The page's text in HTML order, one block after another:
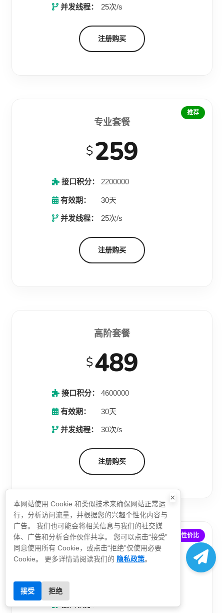
并发线程： 25次/s
注册购买
推荐
专业套餐
$259
接口积分： 2200000
有效期： 30天
并发线程： 25次/s
注册购买
高阶套餐
$489
接口积分： 4600000
有效期： 30天
并发线程： 30次/s
注册购买
极具性价比
至尊套餐
1056
×
本网站使用 Cookie 和类似技术来确保网站正常运
行，分析访问流量，并根据您的兴趣个性化内容与
广告。 我们也可能会将相关信息与我们的社交媒
体、广告和分析合作伙伴共享。 您可以点击“接受”
同意使用所有 Cookie，或点击“拒绝”仅使用必要
Cookie。 更多详情请阅读我们的 隐私政策。
接受 拒绝